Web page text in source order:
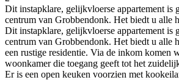
Dit instapklare, gelijkvloerse appartement is
centrum van Grobbendonk. Het biedt u alle
Dit instapklare, gelijkvloerse appartement is
centrum van Grobbendonk. Het biedt u alle
een rustige residentie. Via de inkom komen
woonkamer die toegang geeft tot het
Er is een open keuken voorzien met